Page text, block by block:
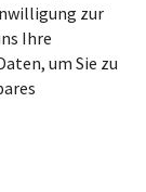
zur
Ihre
um Sie zu